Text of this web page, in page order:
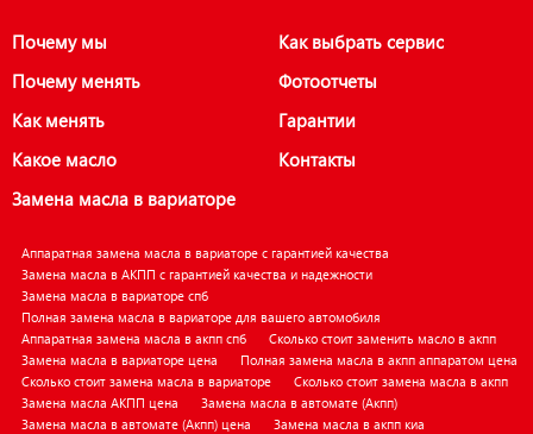
Почему мы
Почему менять
Как менять
Какое масло
Замена масла в вариаторе
Как выбрать сервис
Фотоотчеты
Гарантии
Контакты
Аппаратная замена масла в вариаторе с гарантией качества
Замена масла в АКПП с гарантией качества и надежности
Замена масла в вариаторе спб
Полная замена масла в вариаторе для вашего автомобиля
Аппаратная замена масла в акпп спб
Сколько стоит заменить масло в акпп
Замена масла в вариаторе цена
Полная замена масла в акпп аппаратом цена
Сколько стоит замена масла в вариаторе
Сколько стоит замена масла в акпп
Замена масла АКПП цена
Замена масла в автомате (Акпп)
Замена масла в автомате (Акпп) цена
Замена масла в акпп киа